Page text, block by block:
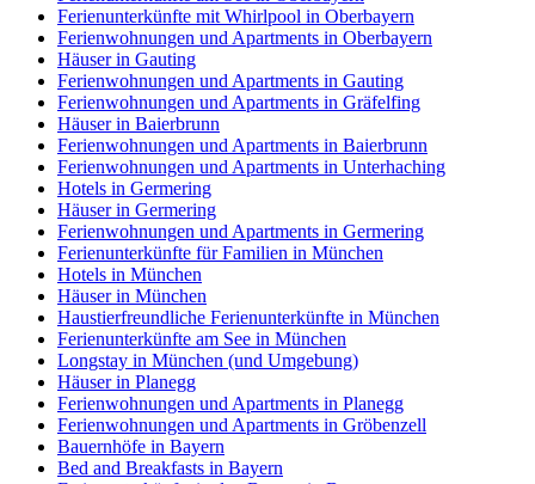
Ferienunterkünfte mit Whirlpool in Oberbayern
Ferienwohnungen und Apartments in Oberbayern
Häuser in Gauting
Ferienwohnungen und Apartments in Gauting
Ferienwohnungen und Apartments in Gräfelfing
Häuser in Baierbrunn
Ferienwohnungen und Apartments in Baierbrunn
Ferienwohnungen und Apartments in Unterhaching
Hotels in Germering
Häuser in Germering
Ferienwohnungen und Apartments in Germering
Ferienunterkünfte für Familien in München
Hotels in München
Häuser in München
Haustierfreundliche Ferienunterkünfte in München
Ferienunterkünfte am See in München
Longstay in München (und Umgebung)
Häuser in Planegg
Ferienwohnungen und Apartments in Planegg
Ferienwohnungen und Apartments in Gröbenzell
Bauernhöfe in Bayern
Bed and Breakfasts in Bayern